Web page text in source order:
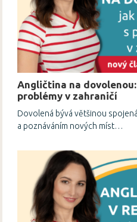
Angličtina na
problémy v zahraničí
Dovolená bývá většinou
a poznáváním nových míst…